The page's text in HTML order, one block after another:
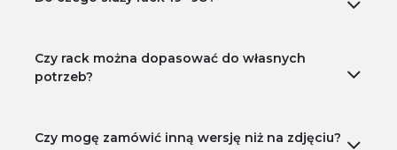
Czy rack można dopasować do własnych
potrzeb?
Czy mogę zamówić inną wersję niż na zdjęciu?